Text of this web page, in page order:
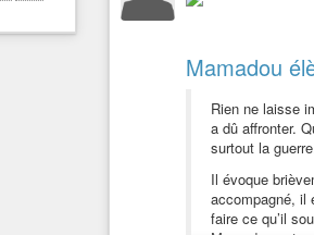
Mamadou
Rien ne laisse
a dû affronter.
surtout la
Il évoque
accompagné, il
faire ce qu’il